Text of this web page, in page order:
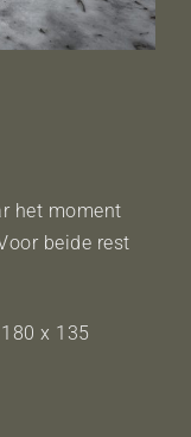
het moment
beide rest
x 135